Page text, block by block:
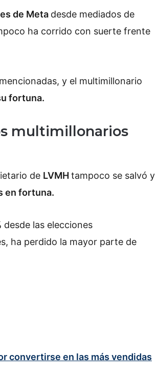
de Meta desde mediados de
ha corrido con suerte frente
y el multimillonario
fortuna.
multimillonarios
de LVMH tampoco se salvó y
en fortuna.
desde las elecciones
ha perdido la mayor parte de
convertirse en las más vendidas